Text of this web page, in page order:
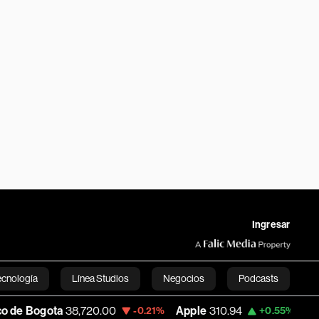
Ingresar
Línea Studios Negocios Podcasts
English-0.21% Apple 310.94 +0.55% USD COP